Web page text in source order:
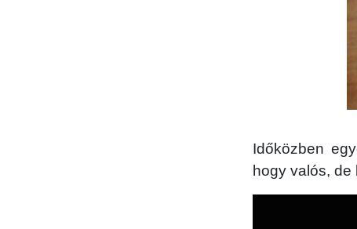
Időközben
hogy valós, de